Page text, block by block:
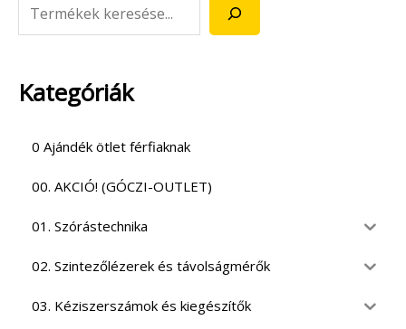
Kategóriák
0 Ajándék ötlet férfiaknak
00. AKCIÓ! (GÓCZI-OUTLET)
01. Szórástechnika
02. Szintezőlézerek és távolságmérők
03. Kéziszerszámok és kiegészítők